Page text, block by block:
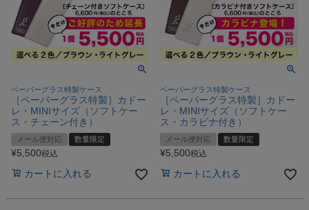
ペーパーグラス特製ケース
［ペーパーグラス特製］カドー
レ・MINIサイズ（ソフトケー
ス・チェーン付き）
メール便対応 数量限定
¥5,500税込
カートに入れる
ペーパーグラス特製ケース
［ペーパーグラス特製］カドー
レ・MINIサイズ（ソフトケー
ス・カラビナ付き）
メール便対応 数量限定
¥5,500税込
カートに入れる